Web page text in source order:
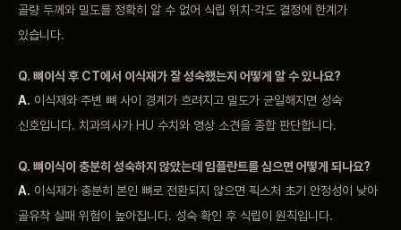
골량 두께와 밀도를 정확히 알 수 없어 식립 위치·각도 결정에 한계가
있습니다.
Q. 뼈이식 후 CT에서 이식재가 잘성숙했는지 어떻게 알 수 있나요?
A. 이식재와 주변 뼈 사이 경계가 흐려지고 밀도가 균일해지면 성숙
신호입니다. 치과의사가 HU 수치와 영상 소견을 종합 판단합니다.
Q. 뼈이식이 충분히 성숙하지 않았는데 임플란트를 심으면 어떻게 되나요?
A. 이식재가 충분히 본인 뼈로 전환되지 않으면 픽스처 초기 안정성이 낮아
골유착 실패 위험이 높아집니다. 성숙 확인 후 식립이 원칙입니다.